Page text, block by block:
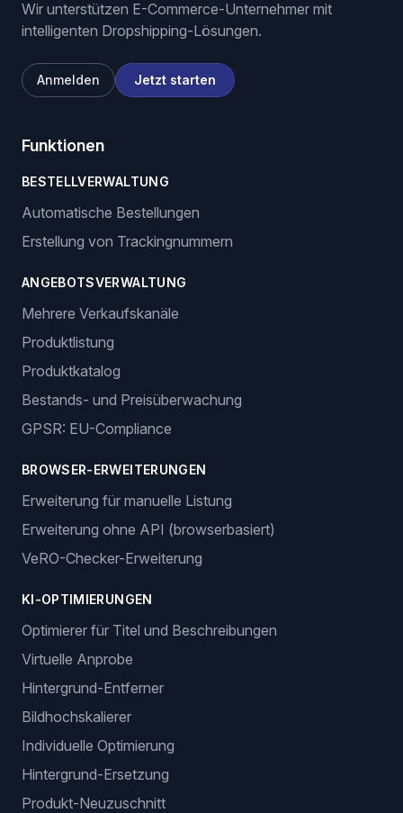
Wir unterstützen E-Commerce-Unternehmer mit
intelligenten Dropshipping-Lösungen.
Anmelden Jetzt starten
Funktionen
BESTELLVERWALTUNG
Automatische Bestellungen
Erstellung von Trackingnummern
ANGEBOTSVERWALTUNG
Mehrere Verkaufskanäle
Produktlistung
Produktkatalog
Bestands- und Preisüberwachung
GPSR: EU-Compliance
BROWSER-ERWEITERUNGEN
Erweiterung für manuelle Listung
Erweiterung ohne API (browserbasiert)
VeRO-Checker-Erweiterung
KI-OPTIMIERUNGEN
Optimierer für Titel und Beschreibungen
Virtuelle Anprobe
Hintergrund-Entferner
Bildhochskalierer
Individuelle Optimierung
Hintergrund-Ersetzung
Produkt-Neuzuschnitt